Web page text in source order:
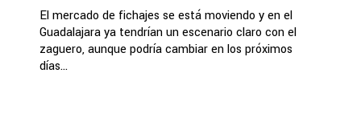
El mercado de fichajes se está moviendo y en el
Guadalajara ya tendrían un escenario claro con el
zaguero, aunque podría cambiar en los próximos
días...